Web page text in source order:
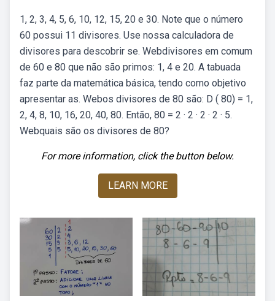
1, 2, 3, 4, 5, 6, 10, 12, 15, 20 e 30. Note que o número
60 possui 11 divisores. Use nossa calculadora de
divisores para descobrir se. Webdivisores em comum
de 60 e 80 que não são primos: 1, 4 e 20. A tabuada
faz parte da matemática básica, tendo como objetivo
apresentar as. Webos divisores de 80 são: D ( 80) = 1,
2, 4, 8, 10, 16, 20, 40, 80. Então, 80 = 2 · 2 · 2 · 2 · 5.
Webquais são os divisores de 80?
For more information, click the button below.
LEARN MORE